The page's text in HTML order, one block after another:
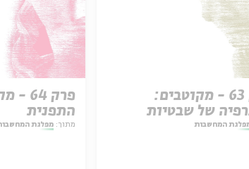
פרק
התפנית
מתוך: מפלגת
פרק 63 - מקוטבים:
של שבטיות
המחשבות